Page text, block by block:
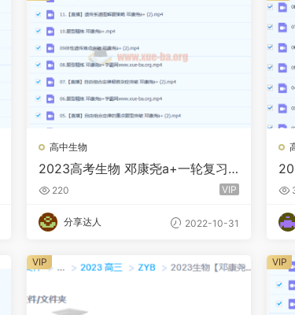
高中生物
2023高考生物 邓康尧a+一轮复习
暑假班 秋季班更新12讲
220 VIP
分享达人 2022-10-31
暑
VIP VIP